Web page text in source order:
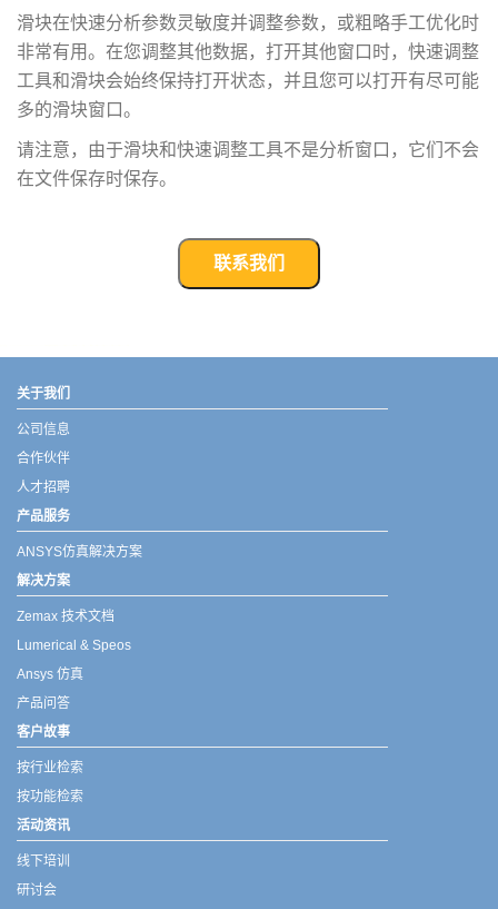
滑块在快速分析参数灵敏度并调整参数，或粗略手工优化时
非常有用。在您调整其他数据，打开其他窗口时，快速调整
工具和滑块会始终保持打开状态，并且您可以打开有尽可能
多的滑块窗口。
请注意，由于滑块和快速调整工具不是分析窗口，它们不会
在文件保存时保存。
联系我们
关于我们
公司信息
合作伙伴
人才招聘
产品服务
ANSYS仿真解决方案
解决方案
Zemax 技术文档
Lumerical & Speos
Ansys 仿真
产品问答
客户故事
按行业检索
按功能检索
活动资讯
线下培训
研讨会